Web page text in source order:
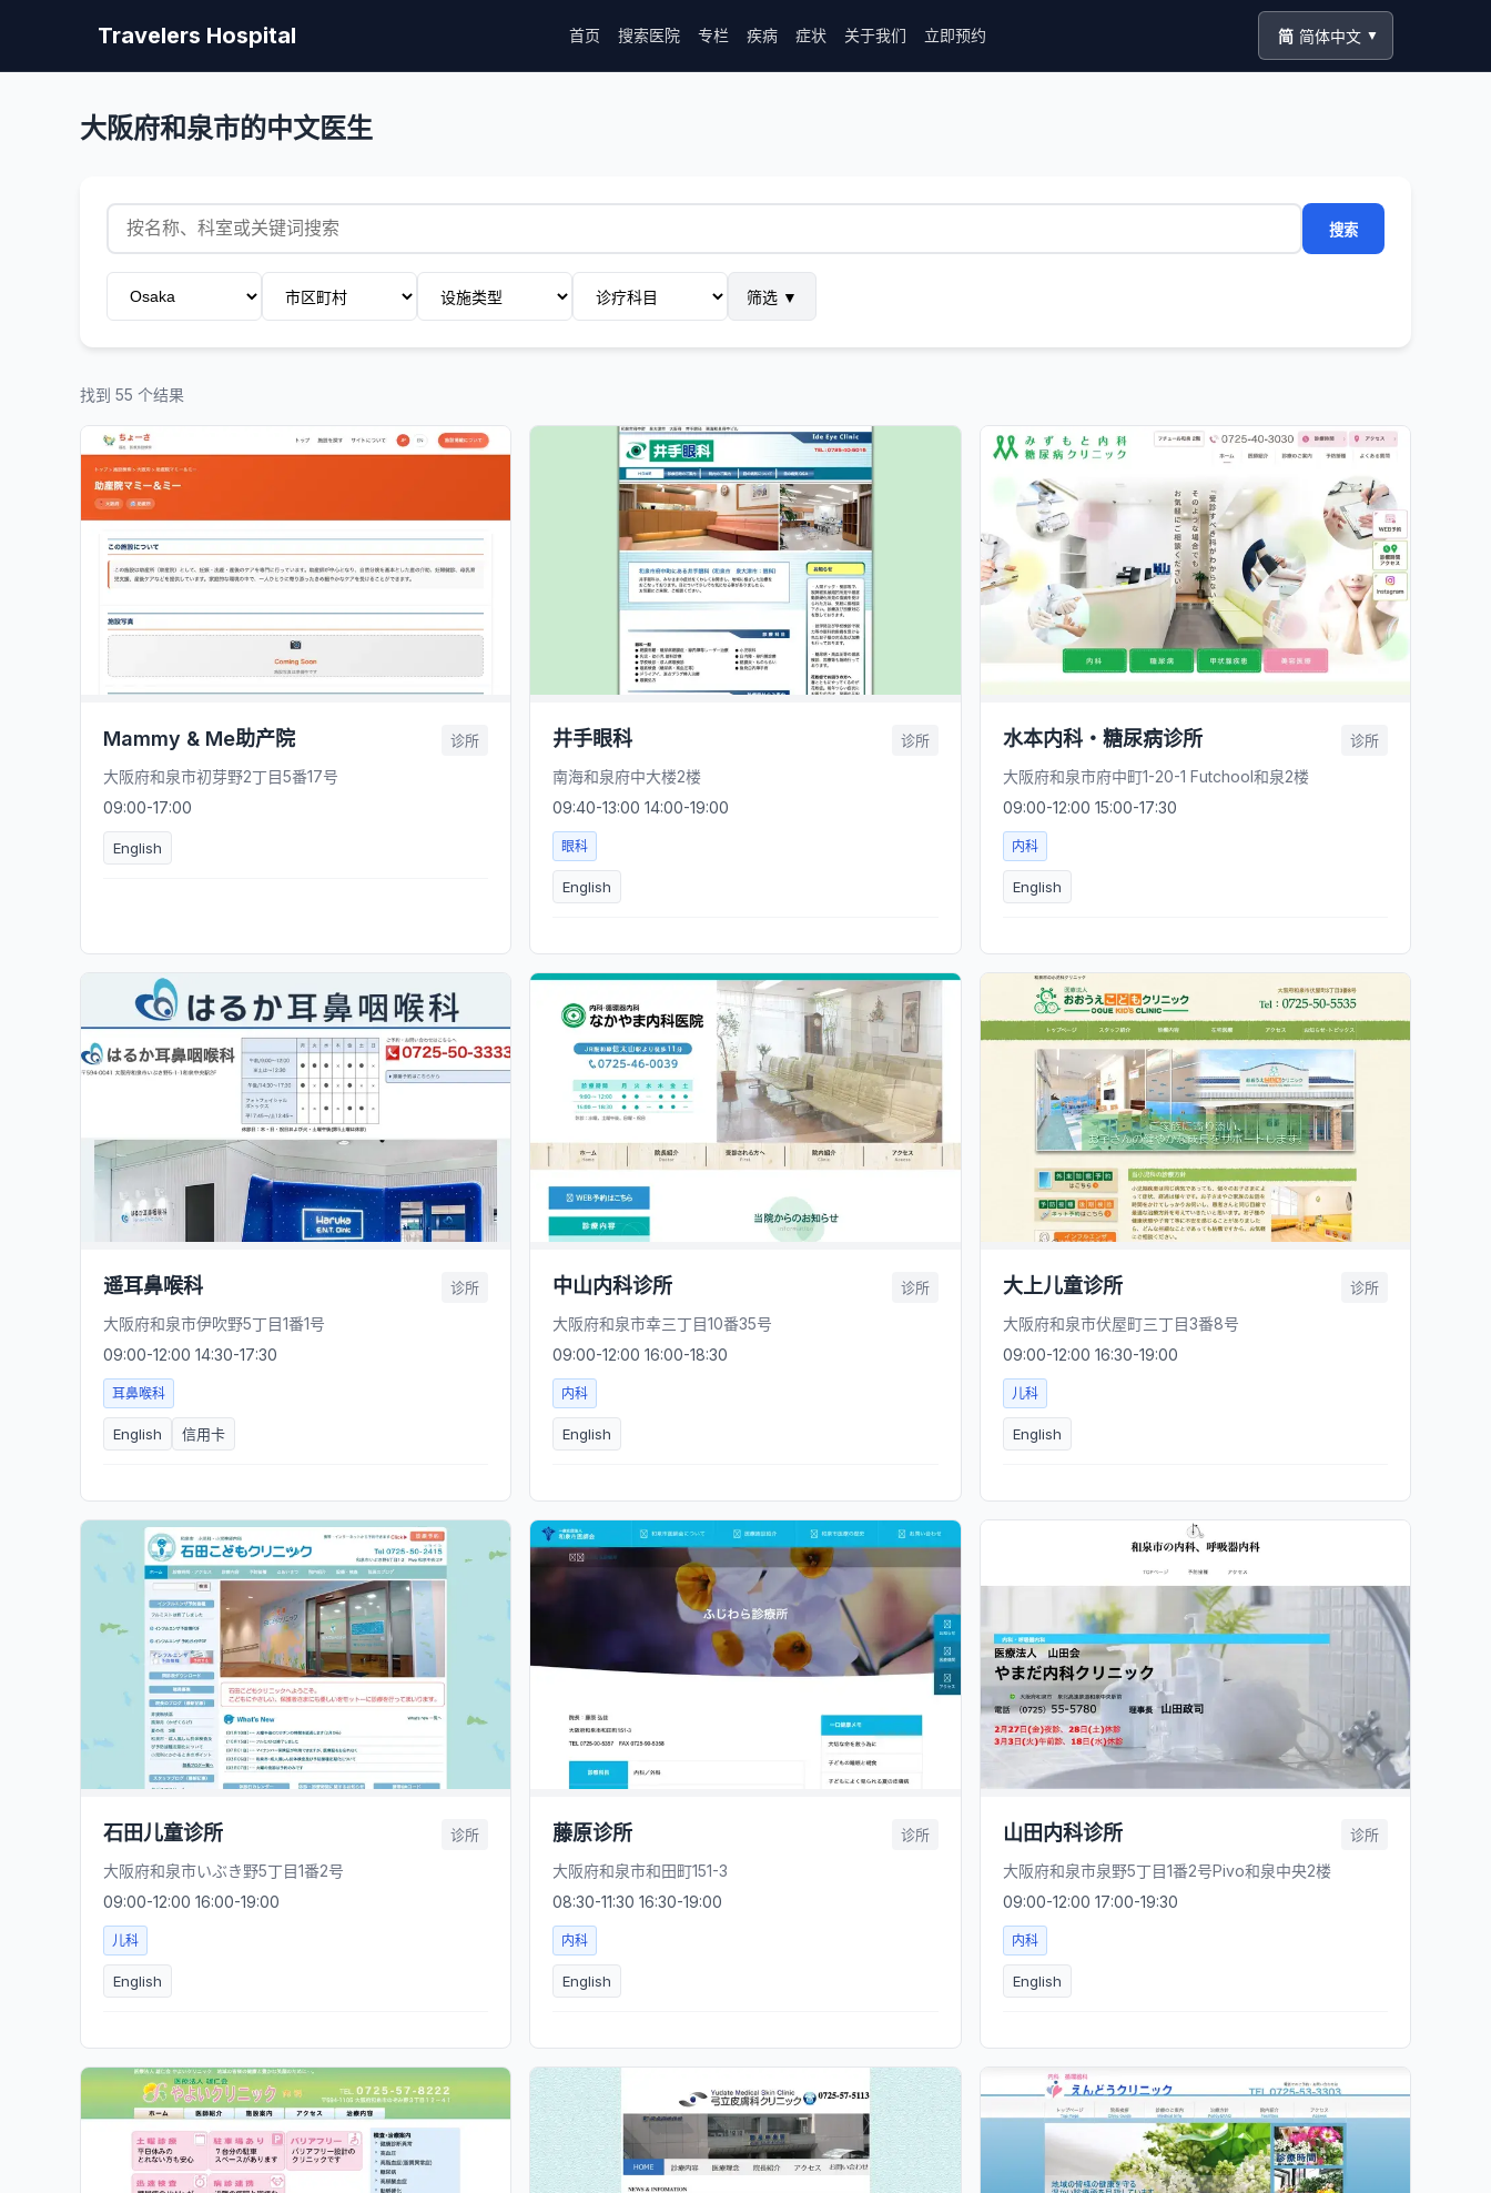
Travelers Hospital 首页 搜索医院 专栏 疾病 症状 关于我们 立即预约 简 简体中文 ▼
大阪府和泉市的中文医生
搜索
筛选 ▼
找到 55 个结果
Mammy & Me助产院 诊所
大阪府和泉市初芽野2丁目5番17号
09:00-17:00
English
井手眼科 诊所
南海和泉府中大楼2楼
09:40-13:00 14:00-19:00
眼科
English
水本内科・糖尿病诊所 诊所
大阪府和泉市府中町1-20-1 Futchool和泉2楼
09:00-12:00 15:00-17:30
内科
English
遥耳鼻喉科 诊所
大阪府和泉市伊吹野5丁目1番1号
09:00-12:00 14:30-17:30
耳鼻喉科
English 信用卡
中山内科诊所 诊所
大阪府和泉市幸三丁目10番35号
09:00-12:00 16:00-18:30
内科
English
大上儿童诊所 诊所
大阪府和泉市伏屋町三丁目3番8号
09:00-12:00 16:30-19:00
儿科
English
石田儿童诊所 诊所
大阪府和泉市いぶき野5丁目1番2号
09:00-12:00 16:00-19:00
儿科
English
藤原诊所 诊所
大阪府和泉市和田町151-3
08:30-11:30 16:30-19:00
内科
English
山田内科诊所 诊所
大阪府和泉市泉野5丁目1番2号Pivo和泉中央2楼
09:00-12:00 17:00-19:30
内科
English